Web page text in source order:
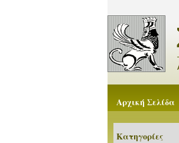
Αρχική Σελίδα
Κατηγορίες